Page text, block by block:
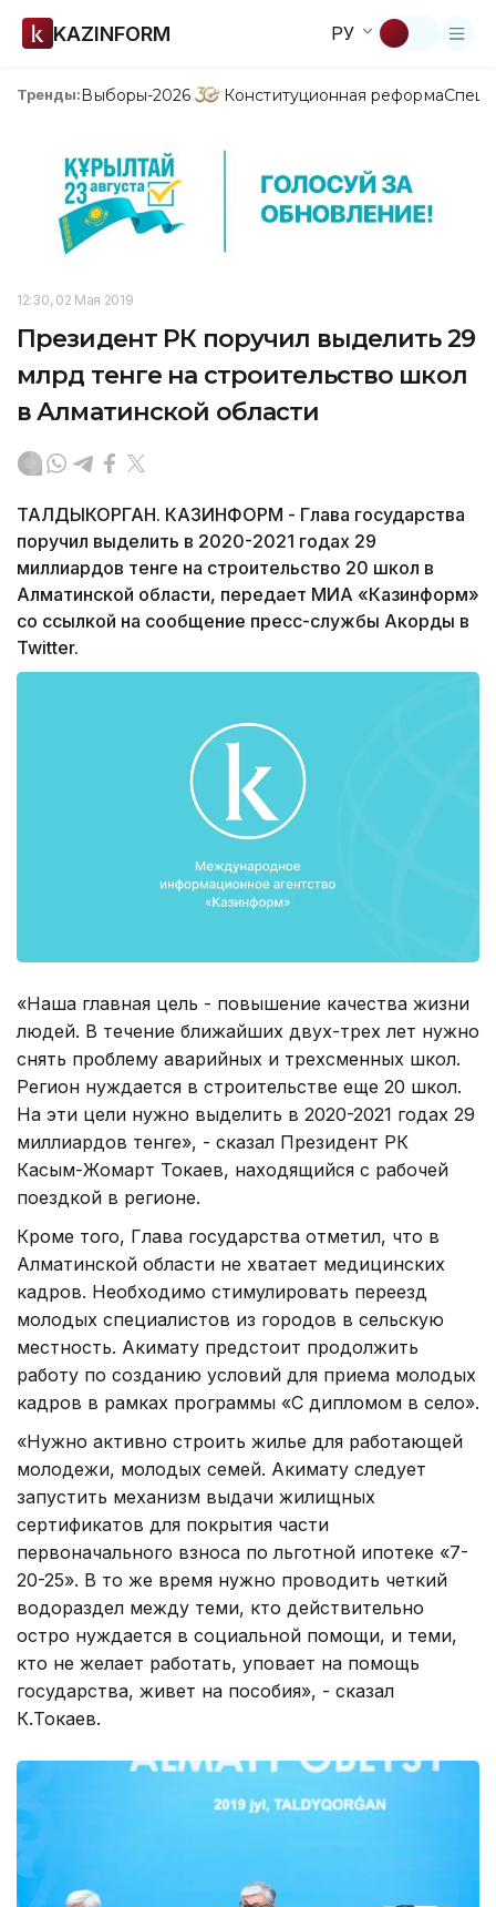
KAZINFORM РУ
Тренды:Выборы-2026 Конституционная реформа
12:30, 02 Мая 2019
Президент РК поручил выделить 29
млрд тенге на строительство школ
в Алматинской области
ТАЛДЫКОРГАН. КАЗИНФОРМ - Глава государства
поручил выделить в 2020-2021 годах 29
миллиардов тенге на строительство 20 школ в
Алматинской области, передает МИА «Казинформ»
со ссылкой на сообщение пресс-службы Акорды в
Twitter.
«Наша главная цель - повышение качества жизни
людей. В течение ближайших двух-трех лет нужно
снять проблему аварийных и трехсменных школ.
Регион нуждается в строительстве еще 20 школ.
На эти цели нужно выделить в 2020-2021 годах 29
миллиардов тенге», - сказал Президент РК
Касым-Жомарт Токаев, находящийся с рабочей
поездкой в регионе.
Кроме того, Глава государства отметил, что в
Алматинской области не хватает медицинских
кадров. Необходимо стимулировать переезд
молодых специалистов из городов в сельскую
местность. Акимату предстоит продолжить
работу по созданию условий для приема молодых
кадров в рамках программы «С дипломом в село».
«Нужно активно строить жилье для работающей
молодежи, молодых семей. Акимату следует
запустить механизм выдачи жилищных
сертификатов для покрытия части
первоначального взноса по льготной ипотеке «7-
20-25». В то же время нужно проводить четкий
водораздел между теми, кто действительно
остро нуждается в социальной помощи, и теми,
кто не желает работать, уповает на помощь
государства, живет на пособия», - сказал
К.Токаев.